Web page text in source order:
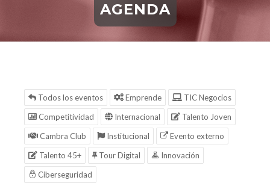
AGENDA
Todos los eventos Emprende
TIC Negocios
Competitividad
Internacional
Talento Joven
Cambra Club
Institucional
Evento externo
Talento 45+
Tour Digital
Innovación
Ciberseguridad